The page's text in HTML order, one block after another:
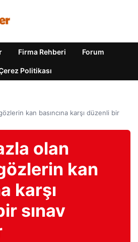
Firma Rehberi Forum
Politikası
kan basıncına karşı düzenli bir
olan
kan
karşı
sınav